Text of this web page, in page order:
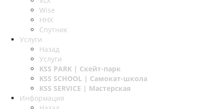
Wise
ННХ
Спутник
Услуги
Назад
Услуги
KSS PARK | Скейт-парк
KSS SCHOOL | Самокат-школа
KSS SERVICE | Мастерская
Информация